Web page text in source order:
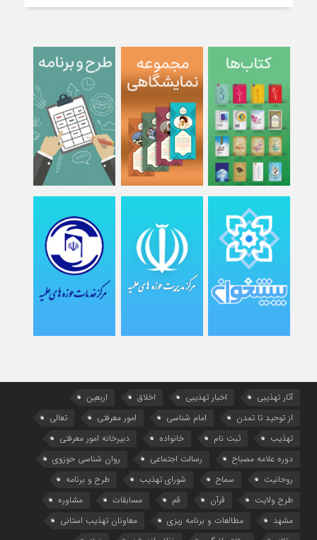
آثار تهذیبی اخبار تهذیبی اخلاق
اربعین
از توحید تا تمدن
امام شناسی امور معرفتی
تعالی
تهذیب
ثبت نام خانواده
دبیرخانه امور معرفتی
دوره علامه مصباح
رسالت اجتماعی
روان شناسی حوزوی
روحانیت
سماح شورای تهذیب
طرح و برنامه
طرح ولایت
قرآن قم مسابقات
مشاوره
مشهد
مطالعات و برنامه ریزی
معاونان تهذیب استانی